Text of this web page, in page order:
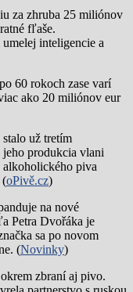
za zhruba 25 miliónov
fľaše.
inteligencie a
po 60 rokoch zase varí
ako 20 miliónov eur
už tretím
produkcia vlani
alkoholického piva
(oPivě.cz)
na nové
Petra Dvořáka je
sa po novom
(Novinky)
zbraní aj pivo.